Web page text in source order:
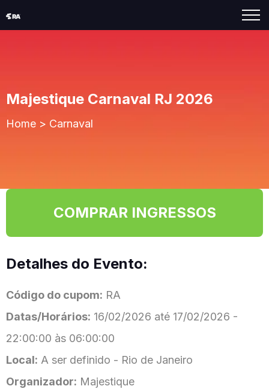
Majestique Carnaval RJ 2026
Home > Carnaval
COMPRAR INGRESSOS
Detalhes do Evento:
Código do cupom: RA
Datas/Horários: 16/02/2026 até 17/02/2026 -
22:00:00 às 06:00:00
Local: A ser definido - Rio de Janeiro
Organizador: Majestique